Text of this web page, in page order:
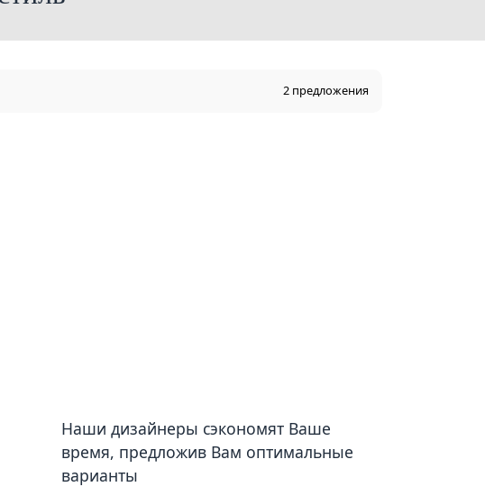
2 предложения
Наши дизайнеры сэкономят Ваше
время, предложив Вам оптимальные
варианты